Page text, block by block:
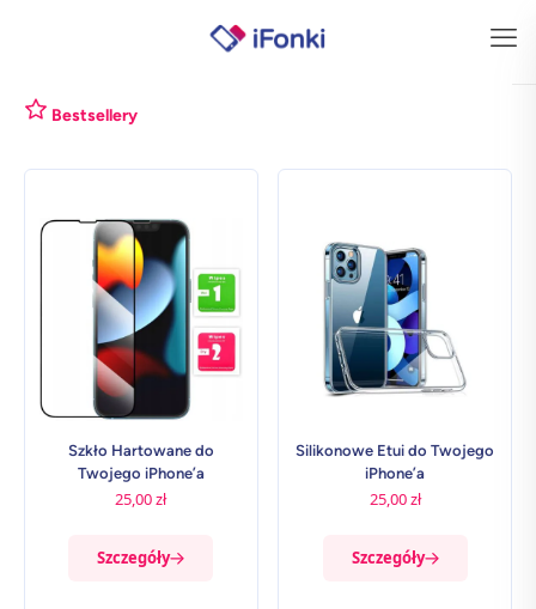
Bestsellery
Szkło Hartowane do
Twojego iPhone’a
25,00zł
Szczegóły
Silikonowe Etui do Twojego
iPhone’a
25,00zł
Szczegóły